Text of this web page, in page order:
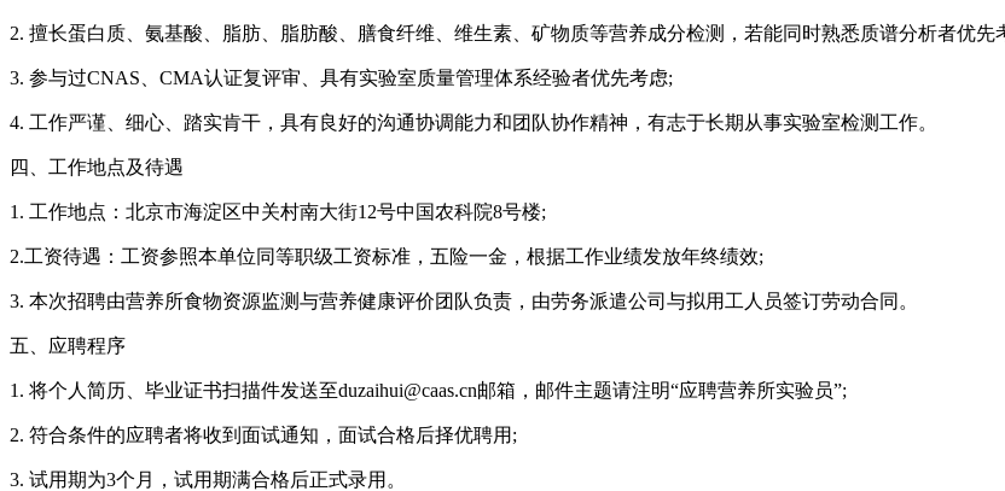
2. 擅长蛋白质、氨基酸、脂肪、脂肪酸、膳食纤维、维生素、矿物质等营养成分检测，若能同时熟悉质谱分析者优先
3. 参与过CNAS、CMA认证复评审、具有实验室质量管理体系经验者优先考虑;
4. 工作严谨、细心、踏实肯干，具有良好的沟通协调能力和团队协作精神，有志于长期从事实验室检测工作。
四、工作地点及待遇
1. 工作地点：北京市海淀区中关村南大街12号中国农科院8号楼;
2.工资待遇：工资参照本单位同等职级工资标准，五险一金，根据工作业绩发放年终绩效;
3. 本次招聘由营养所食物资源监测与营养健康评价团队负责，由劳务派遣公司与拟用工人员签订劳动合同。
五、应聘程序
1. 将个人简历、毕业证书扫描件发送至duzaihui@caas.cn邮箱，邮件主题请注明“应聘营养所实验员”;
2. 符合条件的应聘者将收到面试通知，面试合格后择优聘用;
3. 试用期为3个月，试用期满合格后正式录用。